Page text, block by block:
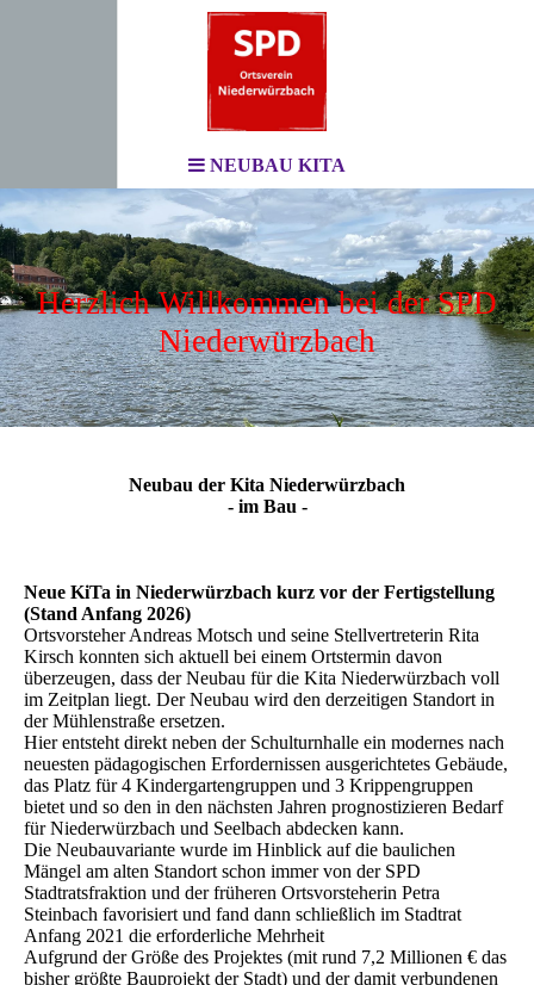
NEUBAU KITA
Herzlich Willkommen bei der SPD
Niederwürzbach
-
Neubau der Kita Niederwürzbach
- im Bau -
Neue KiTa in Niederwürzbach kurz vor der Fertigstellung
(Stand Anfang 2026)
Ortsvorsteher Andreas Motsch und seine Stellvertreterin Rita
Kirsch konnten sich aktuell bei einem Ortstermin davon
überzeugen, dass der Neubau für die Kita Niederwürzbach voll
im Zeitplan liegt. Der Neubau wird den derzeitigen Standort in
der Mühlenstraße ersetzen.
Hier entsteht direkt neben der Schulturnhalle ein modernes nach
neuesten pädagogischen Erfordernissen ausgerichtetes Gebäude,
das Platz für 4 Kindergartengruppen und 3 Krippengruppen
bietet und so den in den nächsten Jahren prognostizieren Bedarf
für Niederwürzbach und Seelbach abdecken kann.
Die Neubauvariante wurde im Hinblick auf die baulichen
Mängel am alten Standort schon immer von der SPD
Stadtratsfraktion und der früheren Ortsvorsteherin Petra
Steinbach favorisiert und fand dann schließlich im Stadtrat
Anfang 2021 die erforderliche Mehrheit
Aufgrund der Größe des Projektes (mit rund 7,2 Millionen € das
bisher größte Bauprojekt der Stadt) und der damit verbundenen